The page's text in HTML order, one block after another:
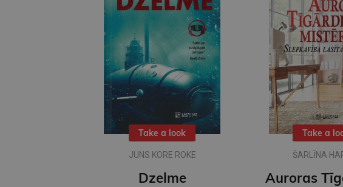
Take a look
JUNS KORE ROKE
Dzelme
Take a
ŠARLĪNA